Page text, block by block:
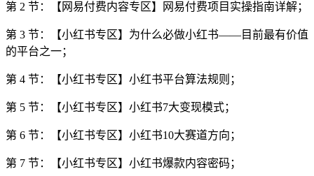
第 2 节：【网易付费内容专区】网易付费项目实操指南详解；
第 3 节：【小红书专区】为什么必做小红书——目前最有价值
的平台之一；
第 4 节：【小红书专区】小红书平台算法规则；
第 5 节：【小红书专区】小红书7大变现模式；
第 6 节：【小红书专区】小红书10大赛道方向；
第 7 节：【小红书专区】小红书爆款内容密码；